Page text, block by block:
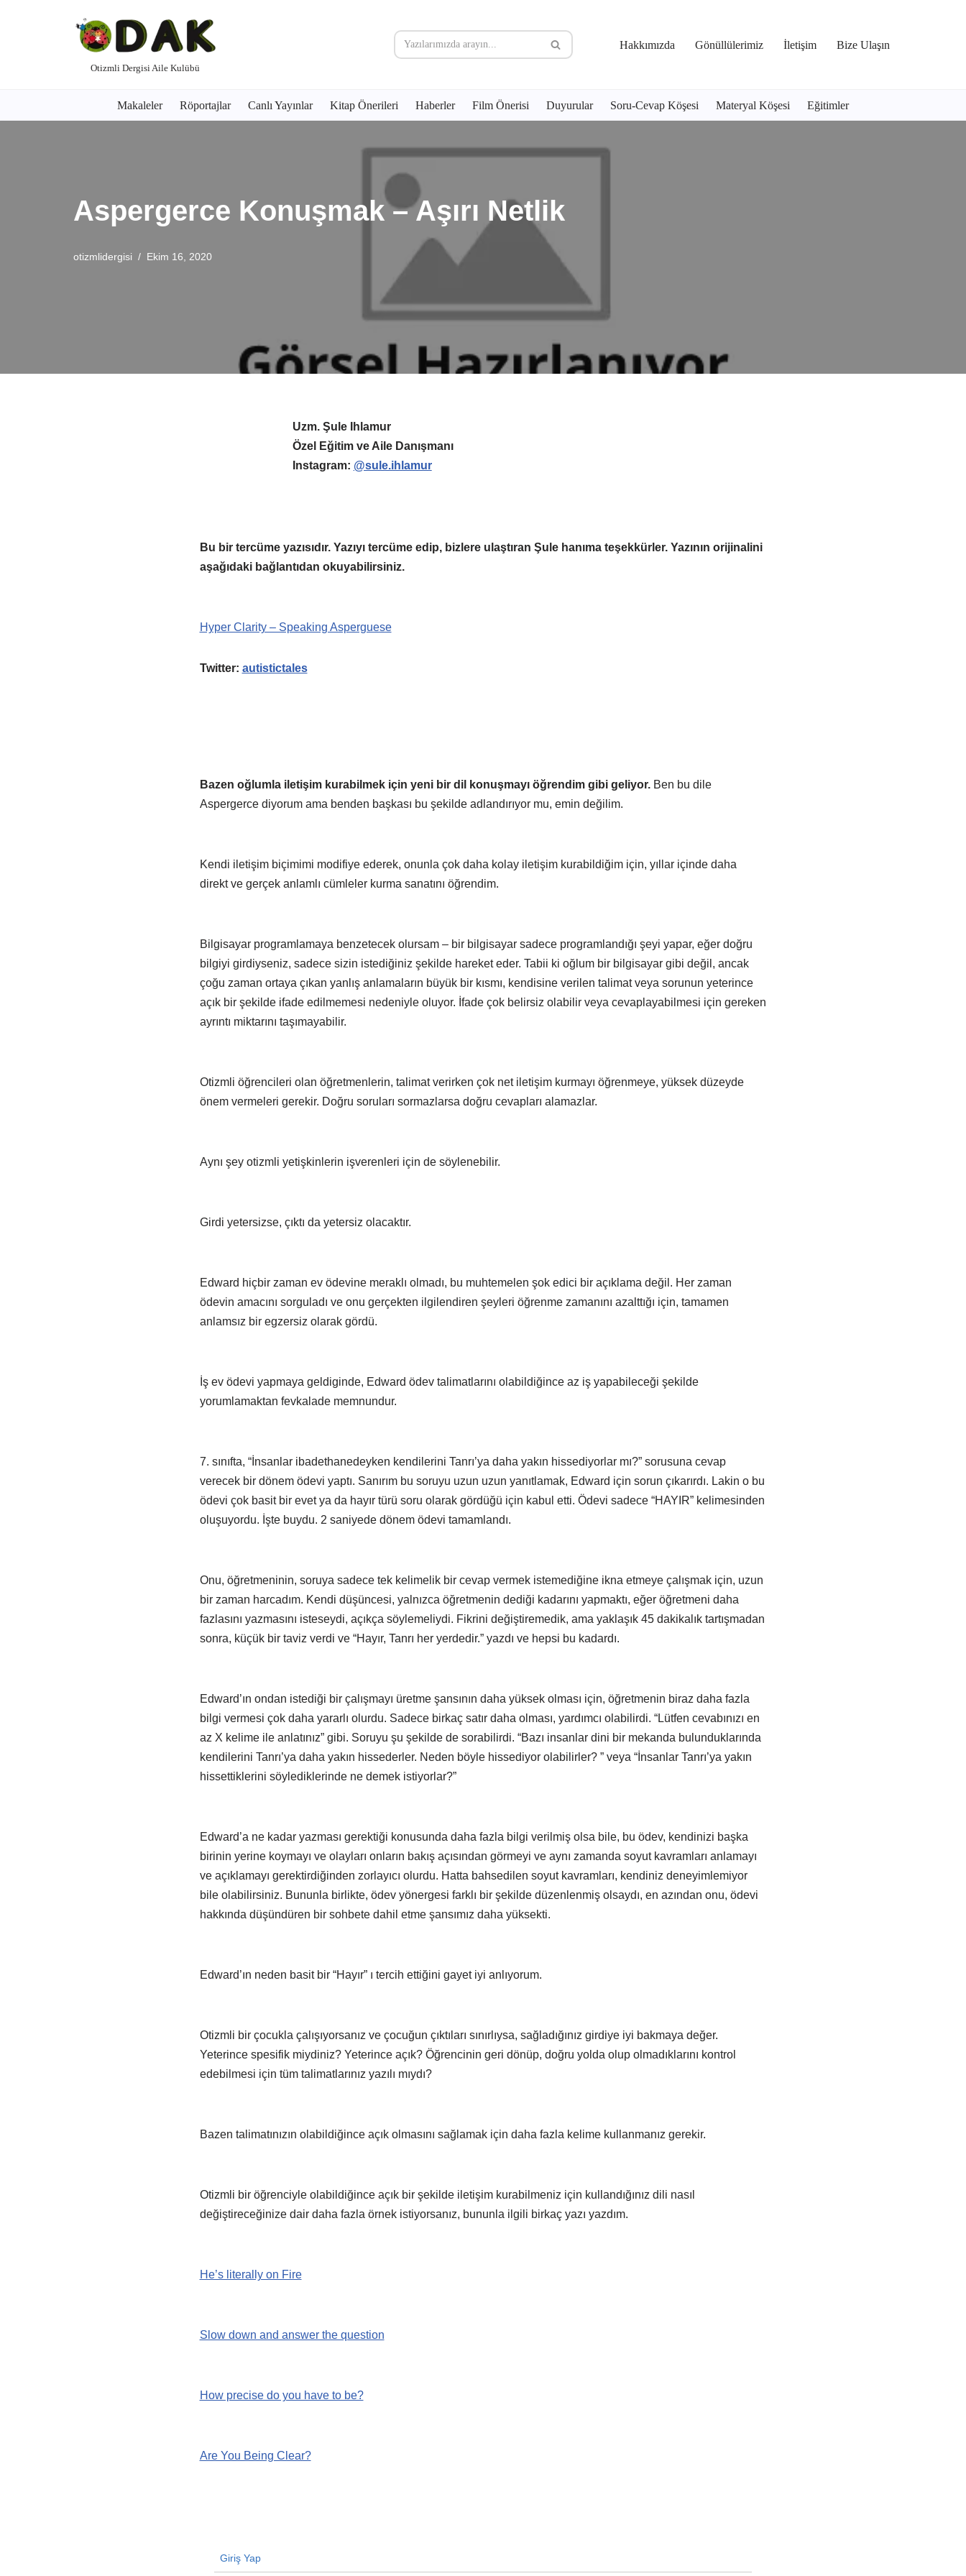
Otizmli Dergisi Aile Kulübü
Hakkımızda Gönüllülerimiz İletişim Bize Ulaşın
Makaleler Röportajlar Canlı Yayınlar Kitap Önerileri Haberler Film Önerisi Duyurular Soru-Cevap Köşesi Materyal Köşesi Eğitimler
Aspergerce Konuşmak – Aşırı Netlik
otizmlidergisi Ekim 16, 2020
Uzm. Şule Ihlamur
Özel Eğitim ve Aile Danışmanı
Instagram: @sule.ihlamur
Bu bir tercüme yazısıdır. Yazıyı tercüme edip, bizlere ulaştıran Şule hanıma teşekkürler. Yazının orijinalini
aşağıdaki bağlantıdan okuyabilirsiniz.
Hyper Clarity – Speaking Asperguese
Twitter: autistictales
Bazen oğlumla iletişim kurabilmek için yeni bir dil konuşmayı öğrendim gibi geliyor. Ben bu dile
Aspergerce diyorum ama benden başkası bu şekilde adlandırıyor mu, emin değilim.
Kendi iletişim biçimimi modifiye ederek, onunla çok daha kolay iletişim kurabildiğim için, yıllar içinde daha
direkt ve gerçek anlamlı cümleler kurma sanatını öğrendim.
Bilgisayar programlamaya benzetecek olursam – bir bilgisayar sadece programlandığı şeyi yapar, eğer doğru
bilgiyi girdiyseniz, sadece sizin istediğiniz şekilde hareket eder. Tabii ki oğlum bir bilgisayar gibi değil, ancak
çoğu zaman ortaya çıkan yanlış anlamaların büyük bir kısmı, kendisine verilen talimat veya sorunun yeterince
açık bir şekilde ifade edilmemesi nedeniyle oluyor. İfade çok belirsiz olabilir veya cevaplayabilmesi için gereken
ayrıntı miktarını taşımayabilir.
Otizmli öğrencileri olan öğretmenlerin, talimat verirken çok net iletişim kurmayı öğrenmeye, yüksek düzeyde
önem vermeleri gerekir. Doğru soruları sormazlarsa doğru cevapları alamazlar.
Aynı şey otizmli yetişkinlerin işverenleri için de söylenebilir.
Girdi yetersizse, çıktı da yetersiz olacaktır.
Edward hiçbir zaman ev ödevine meraklı olmadı, bu muhtemelen şok edici bir açıklama değil. Her zaman
ödevin amacını sorguladı ve onu gerçekten ilgilendiren şeyleri öğrenme zamanını azalttığı için, tamamen
anlamsız bir egzersiz olarak gördü.
İş ev ödevi yapmaya geldiginde, Edward ödev talimatlarını olabildiğince az iş yapabileceği şekilde
yorumlamaktan fevkalade memnundur.
7. sınıfta, “İnsanlar ibadethanedeyken kendilerini Tanrı’ya daha yakın hissediyorlar mı?” sorusuna cevap
verecek bir dönem ödevi yaptı. Sanırım bu soruyu uzun uzun yanıtlamak, Edward için sorun çıkarırdı. Lakin o bu
ödevi çok basit bir evet ya da hayır türü soru olarak gördüğü için kabul etti. Ödevi sadece “HAYIR” kelimesinden
oluşuyordu. İşte buydu. 2 saniyede dönem ödevi tamamlandı.
Onu, öğretmeninin, soruya sadece tek kelimelik bir cevap vermek istemediğine ikna etmeye çalışmak için, uzun
bir zaman harcadım. Kendi düşüncesi, yalnızca öğretmenin dediği kadarını yapmaktı, eğer öğretmeni daha
fazlasını yazmasını isteseydi, açıkça söylemeliydi. Fikrini değiştiremedik, ama yaklaşık 45 dakikalık tartışmadan
sonra, küçük bir taviz verdi ve “Hayır, Tanrı her yerdedir.” yazdı ve hepsi bu kadardı.
Edward’ın ondan istediği bir çalışmayı üretme şansının daha yüksek olması için, öğretmenin biraz daha fazla
bilgi vermesi çok daha yararlı olurdu. Sadece birkaç satır daha olması, yardımcı olabilirdi. “Lütfen cevabınızı en
az X kelime ile anlatınız” gibi. Soruyu şu şekilde de sorabilirdi. “Bazı insanlar dini bir mekanda bulunduklarında
kendilerini Tanrı’ya daha yakın hissederler. Neden böyle hissediyor olabilirler? ” veya “İnsanlar Tanrı’ya yakın
hissettiklerini söylediklerinde ne demek istiyorlar?”
Edward’a ne kadar yazması gerektiği konusunda daha fazla bilgi verilmiş olsa bile, bu ödev, kendinizi başka
birinin yerine koymayı ve olayları onların bakış açısından görmeyi ve aynı zamanda soyut kavramları anlamayı
ve açıklamayı gerektirdiğinden zorlayıcı olurdu. Hatta bahsedilen soyut kavramları, kendiniz deneyimlemiyor
bile olabilirsiniz. Bununla birlikte, ödev yönergesi farklı bir şekilde düzenlenmiş olsaydı, en azından onu, ödevi
hakkında düşündüren bir sohbete dahil etme şansımız daha yüksekti.
Edward’ın neden basit bir “Hayır” ı tercih ettiğini gayet iyi anlıyorum.
Otizmli bir çocukla çalışıyorsanız ve çocuğun çıktıları sınırlıysa, sağladığınız girdiye iyi bakmaya değer.
Yeterince spesifik miydiniz? Yeterince açık? Öğrencinin geri dönüp, doğru yolda olup olmadıklarını kontrol
edebilmesi için tüm talimatlarınız yazılı mıydı?
Bazen talimatınızın olabildiğince açık olmasını sağlamak için daha fazla kelime kullanmanız gerekir.
Otizmli bir öğrenciyle olabildiğince açık bir şekilde iletişim kurabilmeniz için kullandığınız dili nasıl
değiştireceğinize dair daha fazla örnek istiyorsanız, bununla ilgili birkaç yazı yazdım.
He’s literally on Fire
Slow down and answer the question
How precise do you have to be?
Are You Being Clear?
Giriş Yap